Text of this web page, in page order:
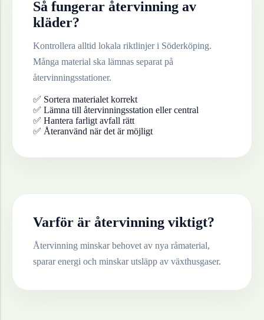
Så fungerar återvinning av
kläder?
Kontrollera alltid lokala riktlinjer i Söderköping.
Många material ska lämnas separat på
återvinningsstationer.
✅ Sortera materialet korrekt
✅ Lämna till återvinningsstation eller central
✅ Hantera farligt avfall rätt
✅ Återanvänd när det är möjligt
Varför är återvinning viktigt?
Återvinning minskar behovet av nya råmaterial,
sparar energi och minskar utsläpp av växthusgaser.